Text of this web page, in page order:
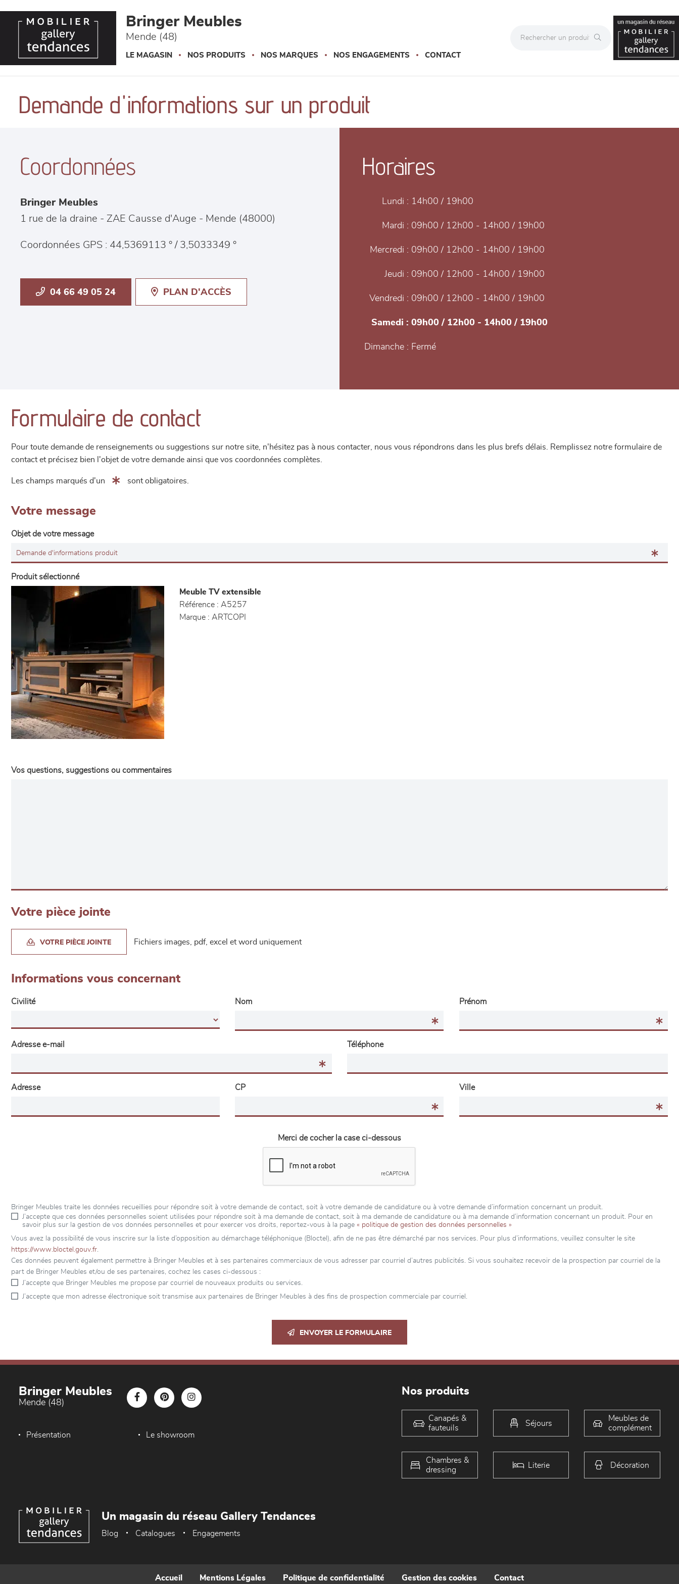
Bringer Meubles
Mende (48)
LE MAGASIN NOS PRODUITS NOS MARQUES NOS ENGAGEMENTS CONTACT
Demande d'informations sur un produit
Coordonnées
Bringer Meubles
1 rue de la draine - ZAE Causse d'Auge - Mende (48000)
Coordonnées GPS : 44,5369113 ° / 3,5033349 °
04 66 49 05 24 PLAN D'ACCÈS
Horaires
Lundi : 14h00 / 19h00
Mardi : 09h00 / 12h00 - 14h00 / 19h00
Mercredi : 09h00 / 12h00 - 14h00 / 19h00
Jeudi : 09h00 / 12h00 - 14h00 / 19h00
Vendredi : 09h00 / 12h00 - 14h00 / 19h00
Samedi : 09h00 / 12h00 - 14h00 / 19h00
Dimanche : Fermé
Formulaire de contact
Pour toute demande de renseignements ou suggestions sur notre site, n'hésitez pas à nous contacter, nous vous répondrons dans les plus brefs délais. Remplissez notre formulaire de
contact et précisez bien l'objet de votre demande ainsi que vos coordonnées complètes.
Les champs marqués d'un sont obligatoires.
Votre message
Objet de votre message
Produit sélectionné
Meuble TV extensible
Référence : A5257
Marque : ARTCOPI
Vos questions, suggestions ou commentaires
Votre pièce jointe
VOTRE PIÈCE JOINTE Fichiers images, pdf, excel et word uniquement
Informations vous concernant
Civilité Nom Prénom
Adresse e-mail Téléphone
Adresse CP Ville
Merci de cocher la case ci-dessous
Bringer Meubles traite les données recueillies pour répondre soit à votre demande de contact, soit à votre demande de candidature ou à votre demande d’information concernant un produit.
J’accepte que ces données personnelles soient utilisées pour répondre soit à ma demande de contact, soit à ma demande de candidature ou à ma demande d’information concernant un produit. Pour en
savoir plus sur la gestion de vos données personnelles et pour exercer vos droits, reportez-vous à la page « politique de gestion des données personnelles »
Vous avez la possibilité de vous inscrire sur la liste d’opposition au démarchage téléphonique (Bloctel), afin de ne pas être démarché par nos services. Pour plus d’informations, veuillez consulter le site
https://www.bloctel.gouv.fr.
Ces données peuvent également permettre à Bringer Meubles et à ses partenaires commerciaux de vous adresser par courriel d’autres publicités. Si vous souhaitez recevoir de la prospection par courriel de la
part de Bringer Meubles et/ou de ses partenaires, cochez les cases ci-dessous :
J’accepte que Bringer Meubles me propose par courriel de nouveaux produits ou services.
J’accepte que mon adresse électronique soit transmise aux partenaires de Bringer Meubles à des fins de prospection commerciale par courriel.
ENVOYER LE FORMULAIRE
Bringer Meubles
Mende (48)
Présentation Le showroom
Nos produits
Canapés &
fauteuils
Séjours
Meubles de
complément
Chambres &
dressing
Literie Décoration
Un magasin du réseau Gallery Tendances
Blog Catalogues Engagements
Accueil Mentions Légales Politique de confidentialité Gestion des cookies Contact